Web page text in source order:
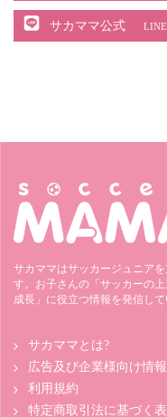
サカママ公式 LINE
サカママはサッカージュニア
す。お子さんの「サッカーの
成長」に役立つ情報を発信して
サカママとは?
広告及び企業様向け情報
利用規約
特定商取引法に基づく